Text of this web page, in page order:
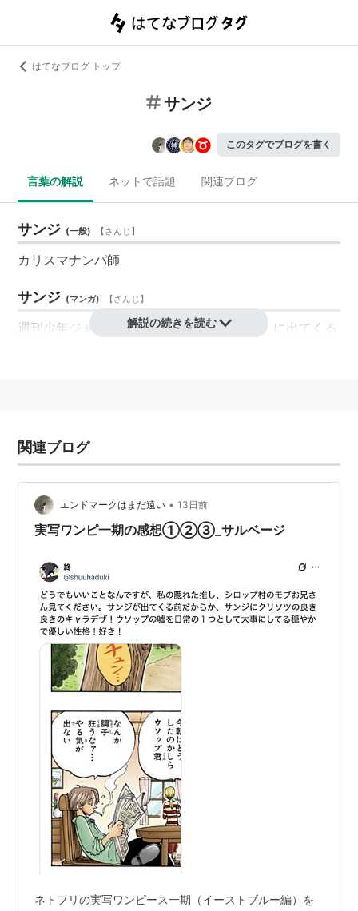
はてなブログ トップ
サンジ
このタグでブログを書く
言葉の解説 ネットで話題 関連ブログ
サンジ (一般) 【さんじ 】
カリスマナンパ師
サンジ (マンガ) 【さんじ 】
週刊少年ジャンプで連載中の「ワンピース」に出てくる
元「バラティエ」副船長。美人に目がないが、料理の腕
で右に出るものはいない。世界中の海の食材が集まる伝
説の「オールブルー」を探している。
ONE PIECE PIRATE RECIPES 海
発売日:2012/11/28
メディア:単行本
この商品を含むブログ (23件) を見る
解説の続きを読む
関連ブログ
エンドマークはまだ遠い • 13日前
実写ワンピ一期の感想①②③_サルベージ
ネトフリの実写ワンピース一期（イーストブルー編）を